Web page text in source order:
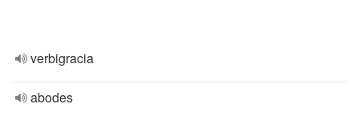
verbigracia
abodes